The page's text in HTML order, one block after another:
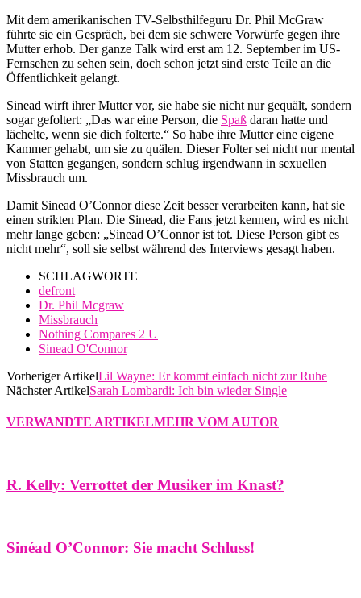
Mit dem amerikanischen TV-Selbsthilfeguru Dr. Phil McGraw
führte sie ein Gespräch, bei dem sie schwere Vorwürfe gegen ihre
Mutter erhob. Der ganze Talk wird erst am 12. September im US-
Fernsehen zu sehen sein, doch schon jetzt sind erste Teile an die
Öffentlichkeit gelangt.
Sinead wirft ihrer Mutter vor, sie habe sie nicht nur gequält, sondern
sogar gefoltert: „Das war eine Person, die Spaß daran hatte und
lächelte, wenn sie dich folterte.“ So habe ihre Mutter eine eigene
Kammer gehabt, um sie zu quälen. Dieser Folter sei nicht nur mental
von Statten gegangen, sondern schlug irgendwann in sexuellen
Missbrauch um.
Damit Sinead O’Connor diese Zeit besser verarbeiten kann, hat sie
einen strikten Plan. Die Sinead, die Fans jetzt kennen, wird es nicht
mehr lange geben: „Sinead O’Connor ist tot. Diese Person gibt es
nicht mehr“, soll sie selbst während des Interviews gesagt haben.
SCHLAGWORTE
defront
Dr. Phil Mcgraw
Missbrauch
Nothing Compares 2 U
Sinead O'Connor
Vorheriger ArtikelLil Wayne: Er kommt einfach nicht zur Ruhe
Nächster ArtikelSarah Lombardi: Ich bin wieder Single
VERWANDTE ARTIKELMEHR VOM AUTOR
R. Kelly: Verrottet der Musiker im Knast?
Sinéad O’Connor: Sie macht Schluss!